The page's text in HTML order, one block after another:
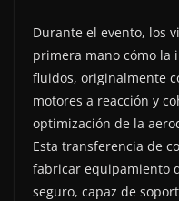
Durante el evento, los
primera mano cómo la
fluidos, originalmente
motores a reacción y
optimización de la
Esta transferencia de
fabricar equipamiento
seguro, capaz de